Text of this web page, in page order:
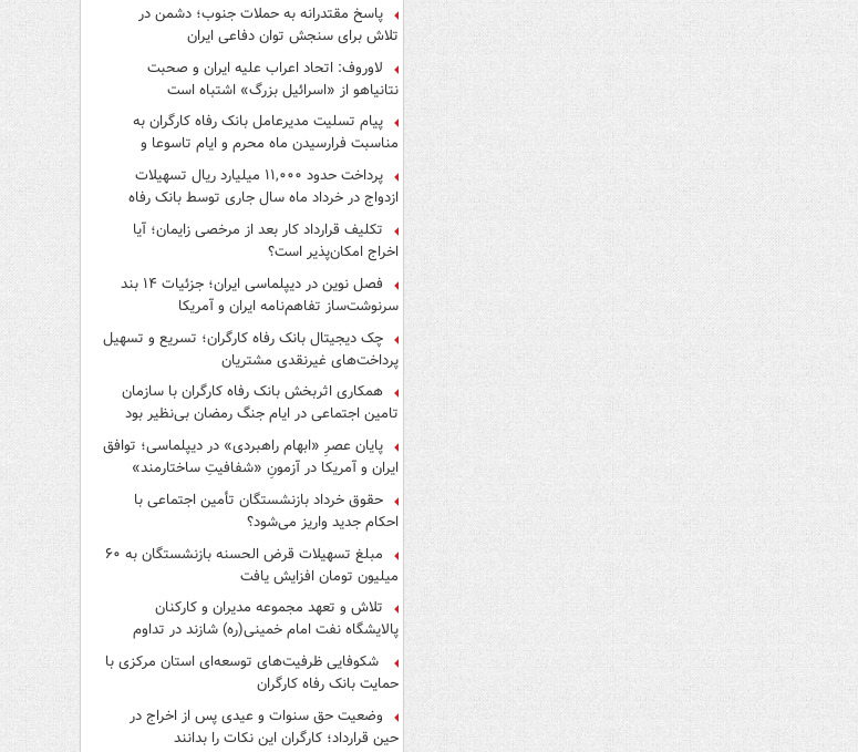
پاسخ مقتدرانه به حملات جنوب؛ دشمن در
تلاش برای سنجش توان دفاعی ایران
لاوروف: اتحاد اعراب علیه ایران و صحبت
نتانیاهو از «اسرائیل بزرگ» اشتباه است
پیام تسلیت مدیرعامل بانک رفاه کارگران به
مناسبت فرارسیدن ماه محرم و ایام تاسوعا و
عاشورای حسینی
پرداخت حدود ۱۱,۰۰۰ میلیارد ریال تسهیلات
ازدواج در خرداد ماه سال جاری توسط بانک رفاه
کارگران
تکلیف قرارداد کار بعد از مرخصی زایمان؛ آیا
اخراج امکان‌پذیر است؟
فصل نوین در دیپلماسی ایران؛ جزئیات ۱۴ بند
سرنوشت‌ساز تفاهم‌نامه ایران و آمریکا
چک دیجیتال بانک رفاه کارگران؛ تسریع و تسهیل
پرداخت‌های غیرنقدی مشتریان
همکاری اثربخش بانک رفاه کارگران با سازمان
تامین اجتماعی در ایام جنگ رمضان بی‌نظیر بود
پایان عصرِ «ابهام راهبردی» در دیپلماسی؛ توافق
ایران و آمریکا در آزمونِ «شفافیتِ ساختارمند»
حقوق خرداد بازنشستگان تأمین اجتماعی با
احکام جدید واریز می‌شود؟
مبلغ تسهیلات قرض الحسنه بازنشستگان به ۶۰
میلیون تومان افزایش یافت
تلاش و تعهد مجموعه مدیران و کارکنان
پالایشگاه نفت امام خمینی(ره) شازند در تداوم
تولید در ایام جنگ رمضان، شایسته قدردانی است
شکوفایی ظرفیت‌های توسعه‌ای استان مرکزی با
حمایت بانک رفاه کارگران
وضعیت حق سنوات و عیدی پس از اخراج در
حین قرارداد؛ کارگران این نکات را بدانند